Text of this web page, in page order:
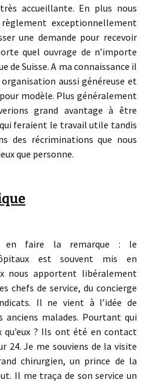
accueillante. En plus nous
exceptionnellement
une demande pour recevoir
quel ouvrage de n’importe
de Suisse. A ma connaissance il
organisation aussi généreuse et
modèle. Plus généralement
grand avantage à être
qui feraient le travail utile tandis
des récriminations que nous
que personne.
faire la remarque : le
est souvent mis en
nous apportent libéralement
chefs de service, du concierge
Il ne vient à l’idée de
anciens malades. Pourtant qui
? Ils ont été en contact
24. Je me souviens de la visite
chirurgien, un prince de la
Il me traça de son service un